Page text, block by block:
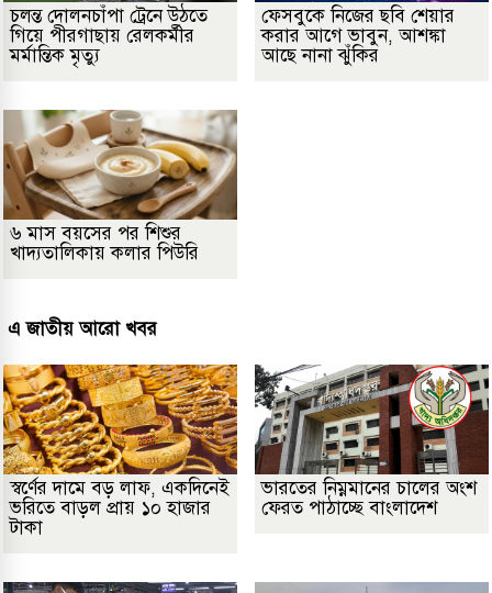
চলন্ত দোলনচাঁপা ট্রেনে উঠতে
গিয়ে পীরগাছায় রেলকর্মীর
মর্মান্তিক মৃত্যু
ফেসবুকে নিজের ছবি শেয়ার
করার আগে ভাবুন, আশঙ্কা
আছে নানা ঝুঁকির
৬ মাস বয়সের পর শিশুর
খাদ্যতালিকায় কলার পিউরি
এ জাতীয় আরো খবর
স্বর্ণের দামে বড় লাফ, একদিনেই
ভরিতে বাড়ল প্রায় ১০ হাজার
টাকা
ভারতের নিম্নমানের চালের অংশ
ফেরত পাঠাচ্ছে বাংলাদেশ